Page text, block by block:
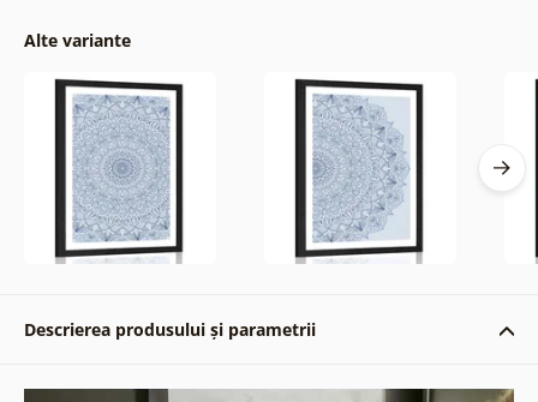
Alte variante
Descrierea produsului și parametrii